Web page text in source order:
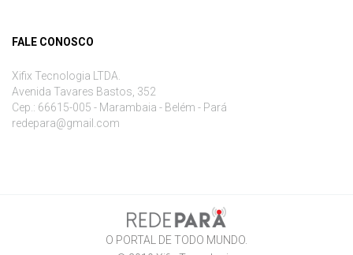
FALE CONOSCO
Xifix Tecnologia LTDA.
Avenida Tavares Bastos, 352
Cep.: 66615-005 - Marambaia - Belém - Pará
redepara@gmail.com
O PORTAL DE TODO MUNDO.